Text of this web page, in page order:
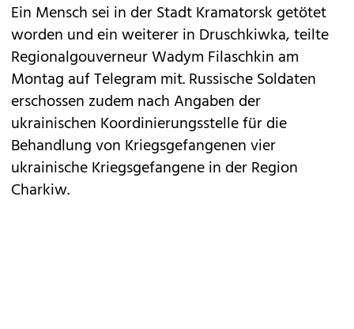
Ein Mensch sei in der Stadt Kramatorsk getötet
worden und ein weiterer in Druschkiwka, teilte
Regionalgouverneur Wadym Filaschkin am
Montag auf Telegram mit. Russische Soldaten
erschossen zudem nach Angaben der
ukrainischen Koordinierungsstelle für die
Behandlung von Kriegsgefangenen vier
ukrainische Kriegsgefangene in der Region
Charkiw.